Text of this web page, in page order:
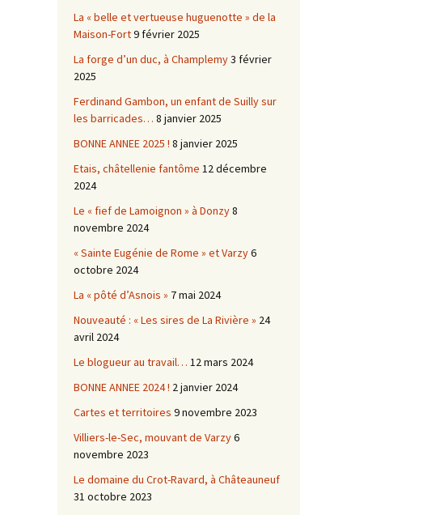
La « belle et vertueuse huguenotte » de la
Maison-Fort9 février 2025
La forge d’un duc, à Champlemy3 février
2025
Ferdinand Gambon, un enfant de Suilly sur
les barricades… 8 janvier 2025
BONNE ANNEE 2025 ! 8 janvier 2025
Etais, châtellenie fantôme 12 décembre
2024
Le « fief de Lamoignon » à Donzy8
novembre 2024
« Sainte Eugénie de Rome » et Varzy6
octobre 2024
La « pôté d’Asnois » 7 mai 2024
Nouveauté : « Les sires de La Rivière » 24
avril 2024
Le blogueur au travail… 12 mars 2024
BONNE ANNEE 2024 ! 2 janvier 2024
Cartes et territoires 9 novembre 2023
Villiers-le-Sec, mouvant de Varzy6
novembre 2023
Le domaine du Crot-Ravard, à Châteauneuf
31 octobre 2023